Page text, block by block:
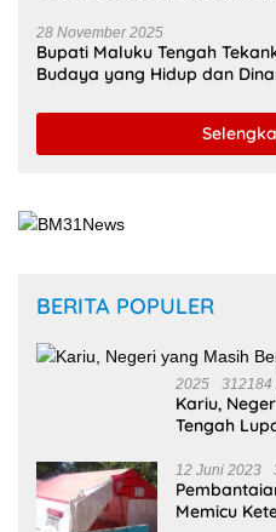
28 November 2025
Bupati Maluku Tengah
Budaya yang Hidup dan
BERITA POPULER
2025
312184
Kariu,
Tengah
12 Juni 2023
Memicu